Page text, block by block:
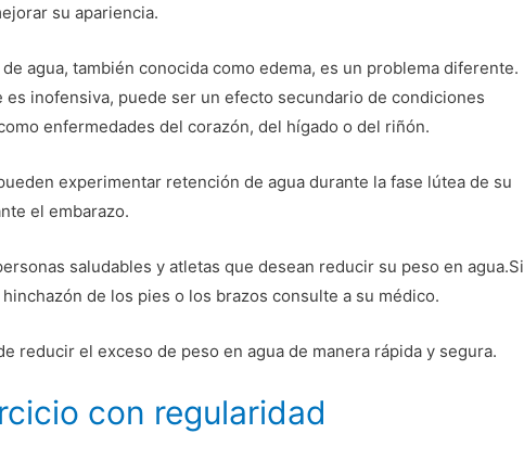
su apariencia.
agua, también conocida como edema, es un problema diferente.
es inofensiva, puede ser un efecto secundario de condiciones
enfermedades del corazón, del hígado o del riñón.
experimentar retención de agua durante la fase lútea de su
el embarazo.
saludables y atletas que desean reducir su peso en agua.Si
de los pies o los brazos consulte a su médico.
reducir el exceso de peso en agua de manera rápida y segura.
con regularidad